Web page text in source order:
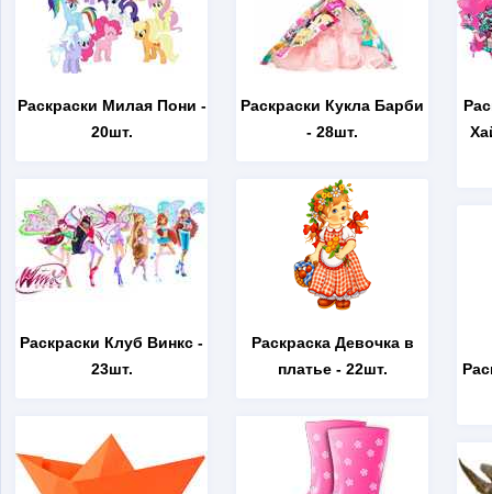
Раскраски Милая Пони -
20шт.
Раскраски Клуб Винкс -
23шт.
Раскраски Кукла Барби
- 28шт.
Раскраска Девочка в
платье- 22шт.